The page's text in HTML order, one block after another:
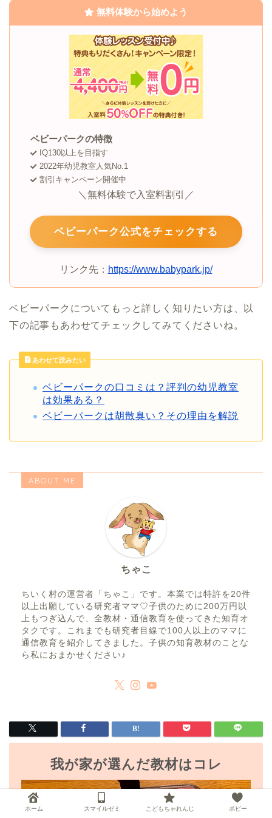
無料体験から始めよう
ベビーパークの特徴
IQ130以上を目指す
2022年幼児教室人気No.1
割引キャンペーン開催中
＼無料体験で入室料割引／
ベビーパーク公式をチェックする
リンク先： https://www.babypark.jp/
ベビーパークについてもっと詳しく知りたい方は、以
下の記事もあわせてチェックしてみてくださいね。
あわせて読みたい
ベビーパークの口コミは？評判の幼児教室
は効果ある？
ベビーパークは胡散臭い？その理由を解説
ABOUT ME
ちゃこ
ちいく村の運営者「ちゃこ」です。本業では特許を20件
以上出願している研究者ママ♡子供のために200万円以
上もつぎ込んで、全教材・通信教育を使ってきた知育オ
タクです。これまでも研究者目線で100人以上のママに
通信教育を紹介してきました。子供の知育教材のことな
ら私におまかせください♪
我が家が選んだ教材はコレ
ホーム スマイルゼミ こどもちゃれんじ ポピー